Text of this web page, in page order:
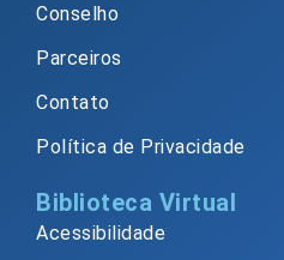
Conselho
Parceiros
Contato
Política de Privacidade
Biblioteca Virtual
Acessibilidade